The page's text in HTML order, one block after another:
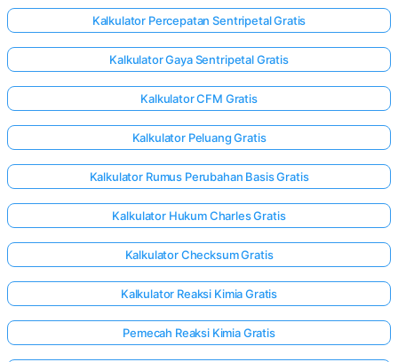
Kalkulator Percepatan Sentripetal Gratis
Kalkulator Gaya Sentripetal Gratis
Kalkulator CFM Gratis
Kalkulator Peluang Gratis
Kalkulator Rumus Perubahan Basis Gratis
Kalkulator Hukum Charles Gratis
Kalkulator Checksum Gratis
Kalkulator Reaksi Kimia Gratis
Pemecah Reaksi Kimia Gratis